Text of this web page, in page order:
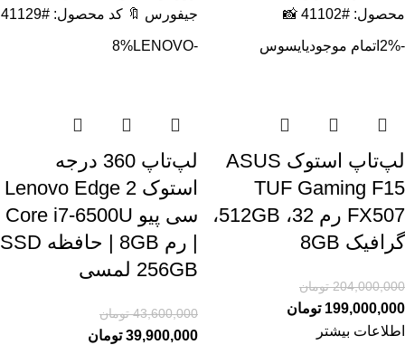
محصول: #41102 📸
جیفورس 🔖 کد محصول: #41129
-2% اتمام موجودیایسوس
لپ‌تاپ استوک ASUS
TUF Gaming F15
FX507 رم 32، 512GB،
گرافیک 8GB
204,000,000 تومان
199,000,000 تومان
اطلاعات بیشتر
-8%
LENOVO
لپ‌تاپ 360 درجه
استوک Lenovo Edge 2
سی پیو Core i7-6500U
| رم 8GB | حافظه SSD
256GB لمسی
43,600,000 تومان
39,900,000 تومان